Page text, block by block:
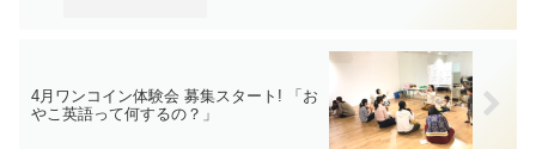
4月ワンコイン体験会 募集スタート! 「お
やこ英語って何するの？」